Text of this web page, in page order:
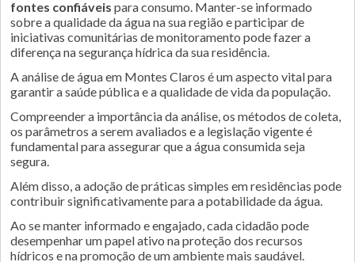
fontes confiáveis para consumo. Manter-se informado
sobre a qualidade da água na sua região e participar de
iniciativas comunitárias de monitoramento pode fazer a
diferença na segurança hídrica da sua residência.
A análise de água em Montes Claros é um aspecto vital para
garantir a saúde pública e a qualidade de vida da população.
Compreender a importância da análise, os métodos de coleta,
os parâmetros a serem avaliados e a legislação vigente é
fundamental para assegurar que a água consumida seja
segura.
Além disso, a adoção de práticas simples em residências pode
contribuir significativamente para a potabilidade da água.
Ao se manter informado e engajado, cada cidadão pode
desempenhar um papel ativo na proteção dos recursos
hídricos e na promoção de um ambiente mais saudável.